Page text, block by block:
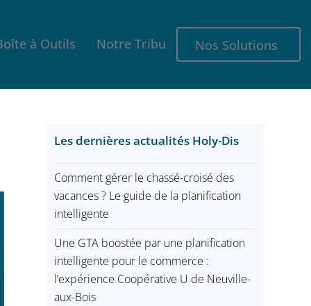
à Outils Notre Tribu Nos Solutions
Les dernières actualités Holy-Dis
Comment gérer le chassé-croisé des
vacances ? Le guide de la planification
intelligente
Une GTA boostée par une planification
intelligente pour le commerce :
l’expérience Coopérative U de Neuville-
aux-Bois